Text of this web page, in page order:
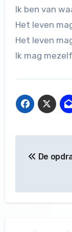
Ik ben van
Het leven
Het leven
Ik mag
De